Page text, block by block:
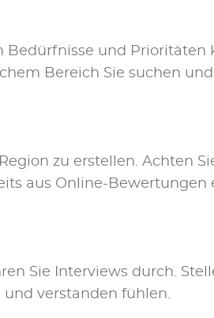
Be­dürf­nis­se und
Be­reich Sie su­chen
zu er­stel­len. Ach­ten
aus On­line-Be­wer­tun­gen
Sie In­ter­views durch.
und ver­stan­den füh­len.